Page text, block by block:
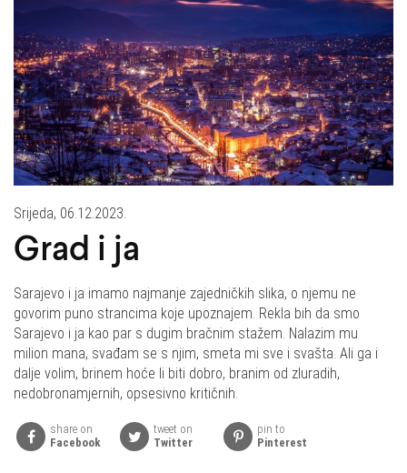
Srijeda, 06.12.2023.
Grad i ja
Sarajevo i ja imamo najmanje zajedničkih slika, o njemu ne
govorim puno strancima koje upoznajem. Rekla bih da smo
Sarajevo i ja kao par s dugim bračnim stažem. Nalazim mu
milion mana, svađam se s njim, smeta mi sve i svašta. Ali ga i
dalje volim, brinem hoće li biti dobro, branim od zluradih,
nedobronamjernih, opsesivno kritičnih.
share on
Facebook
tweet on
Twitter
pin to
Pinterest